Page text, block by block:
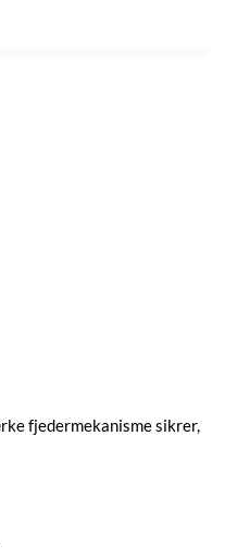
fjedermekanisme sikrer,